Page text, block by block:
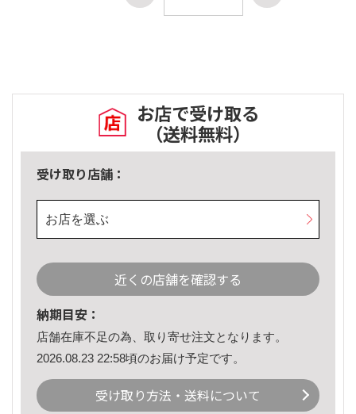
お店で受け取る
（送料無料）
受け取り店舗：
お店を選ぶ
近くの店舗を確認する
納期目安：
店舗在庫不足の為、取り寄せ注文となります。
2026.08.23 22:58頃のお届け予定です。
受け取り方法・送料について